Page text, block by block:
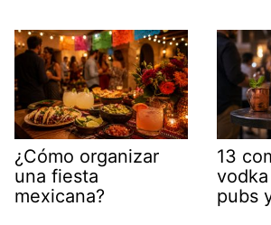
¿Cómo organizar
una fiesta
mexicana?
13
pubs